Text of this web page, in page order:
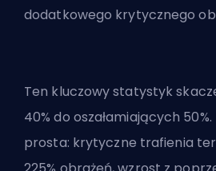
dodatkowego krytycznego
Ten kluczowy statystyk
40% do oszałamiających
prosta: krytyczne trafienia